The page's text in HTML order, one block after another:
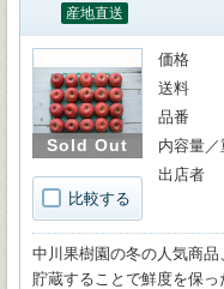
産地直送
Sold Out
比較する
価格
送料
品番
内容量／
出店者
中川果樹園の冬の人気商
貯蔵することで鮮度を保っ